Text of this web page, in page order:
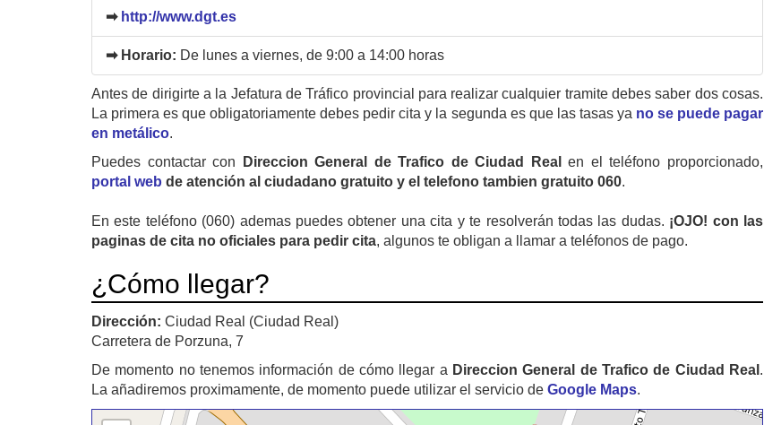
➡ http://www.dgt.es
➡ Horario: De lunes a viernes, de 9:00 a 14:00 horas
Antes de dirigirte a la Jefatura de Tráfico provincial para realizar cualquier tramite debes saber dos cosas.
La primera es que obligatoriamente debes pedir cita y la segunda es que las tasas ya no se puede pagar
en metálico.
Puedes contactar con
Direccion General de Trafico de Ciudad Real
en el teléfono proporcionado,
portal web de atención al ciudadano gratuito y el telefono tambien gratuito 060.
En este teléfono (060) ademas puedes obtener una cita y te resolverán todas las dudas. ¡OJO! con las
paginas de cita no oficiales para pedir cita, algunos te obligan a llamar a teléfonos de pago.
¿Cómo llegar?
Dirección: Ciudad Real (Ciudad Real)
Carretera de Porzuna, 7
De momento no tenemos información de cómo llegar a Direccion General de Trafico de Ciudad Real .
La añadiremos proximamente, de momento puede utilizar el servicio de Google Maps.